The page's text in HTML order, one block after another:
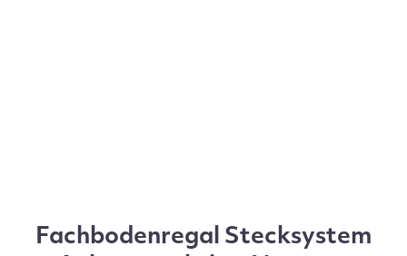
Fachbodenregal Stecksystem